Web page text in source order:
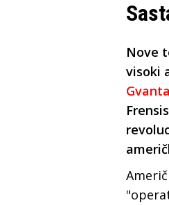
Nove
visoki